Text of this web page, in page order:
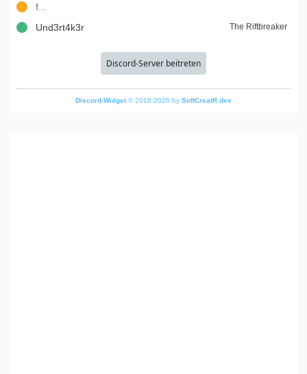
f...
Und3rt4k3r
The Riftbreaker
Discord-Server beitreten
Discord-Widget© 2018-2026 by SoftCreatR.dev